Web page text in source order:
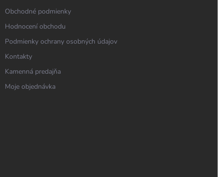
Obchodné podmienky
Hodnocení obchodu
Podmienky ochrany osobných údajov
Kontakty
Kamenná predajňa
Moje objednávka